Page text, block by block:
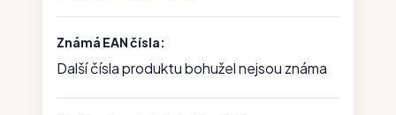
Známá EAN čísla:
Další čísla produktu bohužel nejsou známa